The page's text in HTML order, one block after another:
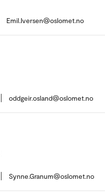
Emil.Iversen@oslomet.no
oddgeir.osland@oslomet.no
Synne.Granum@oslomet.no